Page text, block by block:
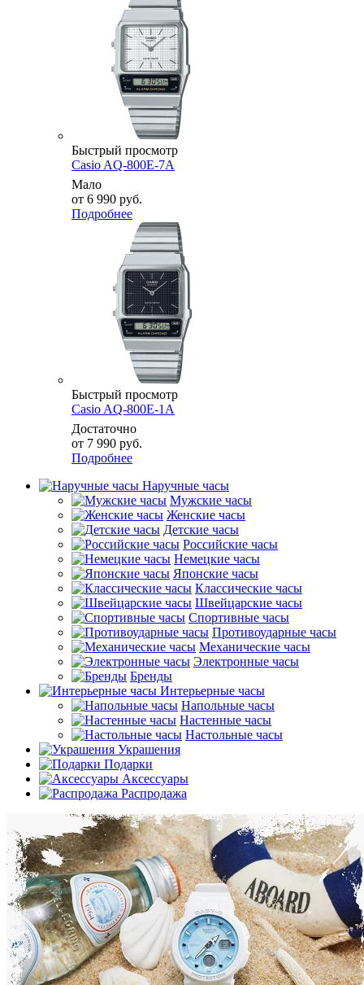
Быстрый просмотр
Casio AQ-800E-7A
Мало
от 6 990 руб.
Подробнее
Быстрый просмотр
Casio AQ-800E-1A
Достаточно
от 7 990 руб.
Подробнее
Наручные часы
Мужские часы
Женские часы
Детские часы
Российские часы
Немецкие часы
Японские часы
Классические часы
Швейцарские часы
Спортивные часы
Противоударные часы
Механические часы
Электронные часы
Бренды
Интерьерные часы
Напольные часы
Настенные часы
Настольные часы
Украшения
Подарки
Аксессуары
Распродажа